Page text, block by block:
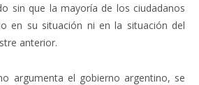
sin que la mayoría de los ciudadanos
en su situación ni en la situación del
anterior.
argumenta el gobierno argentino, se